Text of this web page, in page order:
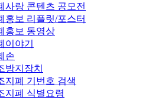
사랑 콘텐츠 공모전
홍보 리플릿/포스터
홍보 동영상
이야기
손
방지장치
지폐 기번호 검색
지폐 식별요령